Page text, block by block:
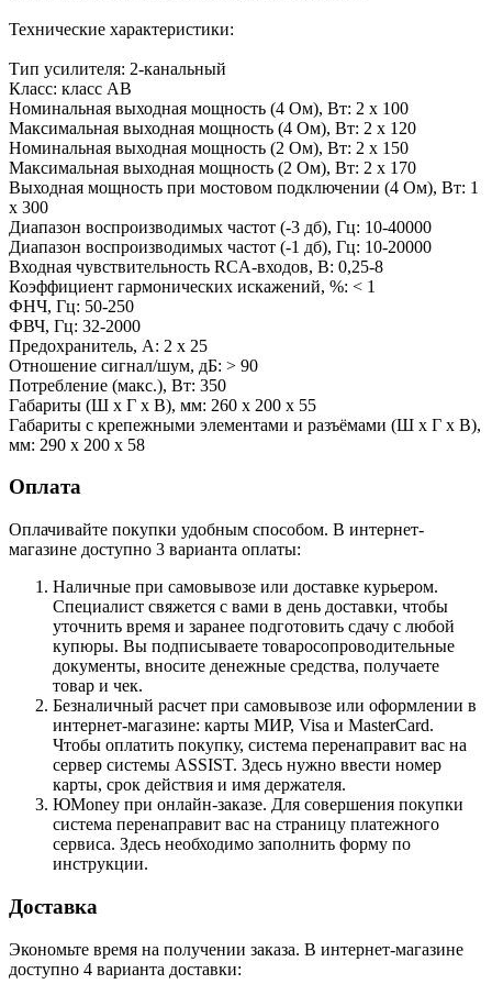
Технические характеристики:
Тип усилителя: 2-канальный
Класс: класс AB
Номинальная выходная мощность (4 Ом), Вт: 2 х 100
Максимальная выходная мощность (4 Ом), Вт: 2 х 120
Номинальная выходная мощность (2 Ом), Вт: 2 х 150
Максимальная выходная мощность (2 Ом), Вт: 2 х 170
Выходная мощность при мостовом подключении (4 Ом), Вт: 1
х 300
Диапазон воспроизводимых частот (-3 дб), Гц: 10-40000
Диапазон воспроизводимых частот (-1 дб), Гц: 10-20000
Входная чувствительность RCA-входов, В: 0,25-8
Коэффициент гармонических искажений, %: < 1
ФНЧ, Гц: 50-250
ФВЧ, Гц: 32-2000
Предохранитель, А: 2 х 25
Отношение сигнал/шум, дБ: > 90
Потребление (макс.), Вт: 350
Габариты (Ш х Г х В), мм: 260 х 200 x 55
Габариты с крепежными элементами и разъёмами (Ш х Г х В),
мм: 290 х 200 x 58
Оплата
Оплачивайте покупки удобным способом. В интернет-
магазине доступно 3 варианта оплаты:
Наличные при самовывозе или доставке курьером.
Специалист свяжется с вами в день доставки, чтобы
уточнить время и заранее подготовить сдачу с любой
купюры. Вы подписываете товаросопроводительные
документы, вносите денежные средства, получаете
товар и чек.
Безналичный расчет при самовывозе или оформлении в
интернет-магазине: карты МИР, Visa и MasterCard.
Чтобы оплатить покупку, система перенаправит вас на
сервер системы ASSIST. Здесь нужно ввести номер
карты, срок действия и имя держателя.
ЮMoney при онлайн-заказе. Для совершения покупки
система перенаправит вас на страницу платежного
сервиса. Здесь необходимо заполнить форму по
инструкции.
Доставка
Экономьте время на получении заказа. В интернет-магазине
доступно 4 варианта доставки: